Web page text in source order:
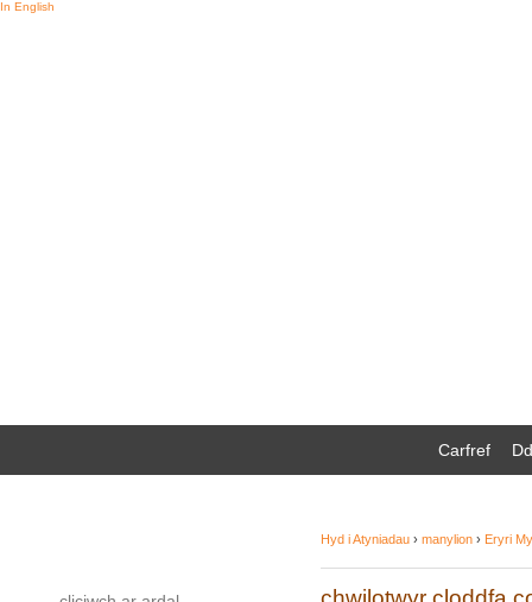
Carfref
In English
Hyd i Atyniadau › manylion › Eryri